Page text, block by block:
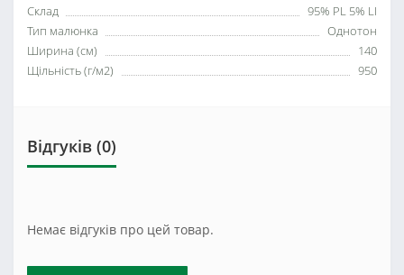
Склад
95% PL 5% LI
Тип малюнка
Однотон
Ширина (см)
140
Щільність (г/м2)
950
Відгуків (0)
Немає відгуків про цей товар.